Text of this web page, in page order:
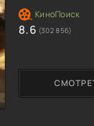
8.6 (302 856)